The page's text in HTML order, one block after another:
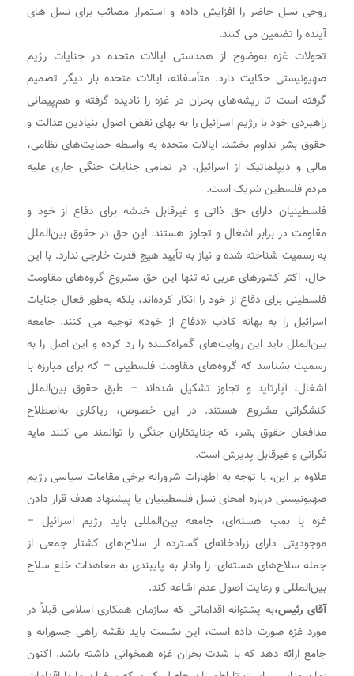
روحی نسل حاضر را افزایش داده و استمرار مصائب برای نسل های
آینده را تضمین می کنند.
تحولات غزه به‌وضوح از همدستی ایالات متحده در جنایات رژیم
صهیونیستی حکایت دارد. متأسفانه، ایالات متحده بار دیگر تصمیم
گرفته است تا ریشه‌های بحران در غزه را نادیده گرفته و هم‌پیمانی
راهبردی خود با رژیم اسرائیل را به بهای نقض اصول بنیادین عدالت و
حقوق بشر تداوم بخشد. ایالات متحده به واسطه حمایت‌های نظامی،
مالی و دیپلماتیک از اسرائیل، در تمامی جنایات جنگی جاری علیه
مردم فلسطین شریک است.
فلسطینیان دارای حق ذاتی و غیرقابل خدشه برای دفاع از خود و
مقاومت در برابر اشغال و تجاوز هستند. این حق در حقوق بین‌الملل
به رسمیت شناخته شده و نیاز به تأیید هیچ قدرت خارجی ندارد. با این
حال، اکثر کشورهای غربی نه تنها این حق مشروع گروه‌های مقاومت
فلسطینی برای دفاع از خود را انکار کرده‌اند، بلکه به‌طور فعال جنایات
اسرائیل را به بهانه کاذب «دفاع از خود» توجیه می کنند. جامعه
بین‌الملل باید این روایت‌های گمراه‌کننده را رد کرده و این اصل را به
رسمیت بشناسد که گروه‌های مقاومت فلسطینی – که برای مبارزه با
اشغال، آپارتاید و تجاوز تشکیل شده‌اند – طبق حقوق بین‌الملل
کنشگرانی مشروع هستند. در این خصوص، ریاکاری به‌اصطلاح
مدافعان حقوق بشر، که جنایتکاران جنگی را توانمند می کنند مایه
نگرانی و غیرقابل پذیرش است.
علاوه بر این، با توجه به اظهارات شرورانه برخی مقامات سیاسی رژیم
صهیونیستی درباره امحای نسل فلسطینیان یا پیشنهاد هدف قرار دادن
غزه با بمب هسته‌ای، جامعه بین‌المللی باید رژیم اسرائیل –
موجودیتی دارای زرادخانه‌ای گسترده از سلاح‌های کشتار جمعی از
جمله سلاح‌های هسته‌ای- را وادار به پایبندی به معاهدات خلع سلاح
بین‌المللی و رعایت اصول عدم اشاعه کند.
آقای رئیس،به پشتوانه اقداماتی که سازمان همکاری اسلامی قبلاً در
مورد غزه صورت داده است، این نشست باید نقشه راهی جسورانه و
جامع ارائه دهد که با شدت بحران غزه همخوانی داشته باشد. اکنون